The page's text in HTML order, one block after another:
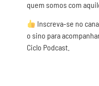
quem somos com
Inscreva-se no
o sino para
Ciclo Podcast.